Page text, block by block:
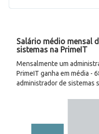
Salário médio mensal
sistemas na PrimeIT
Mensalmente um
PrimeIT ganha em média -
administrador de sistemas